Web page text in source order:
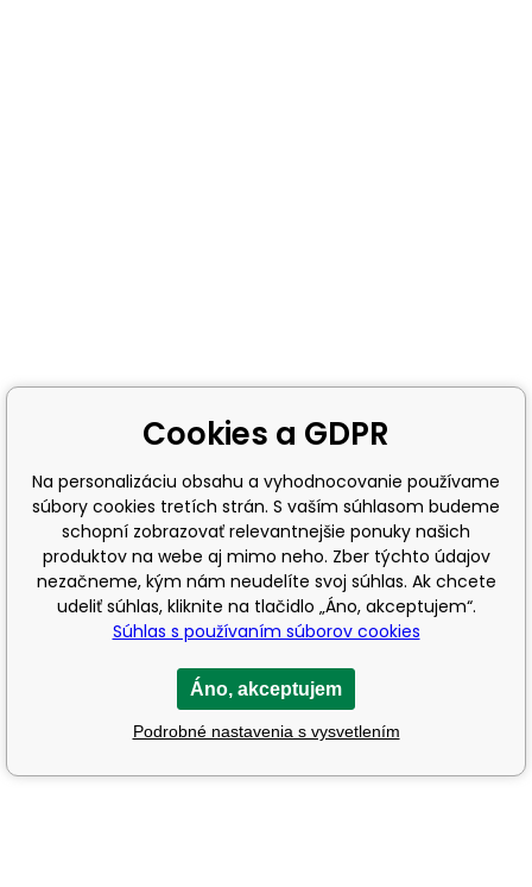
Cookies a GDPR
Na personalizáciu obsahu a vyhodnocovanie používame
súbory cookies tretích strán. S vaším súhlasom budeme
schopní zobrazovať relevantnejšie ponuky našich
produktov na webe aj mimo neho. Zber týchto údajov
nezačneme, kým nám neudelíte svoj súhlas. Ak chcete
udeliť súhlas, kliknite na tlačidlo „Áno, akceptujem“.
Súhlas s používaním súborov cookies
Áno, akceptujem
Podrobné nastavenia s vysvetlením